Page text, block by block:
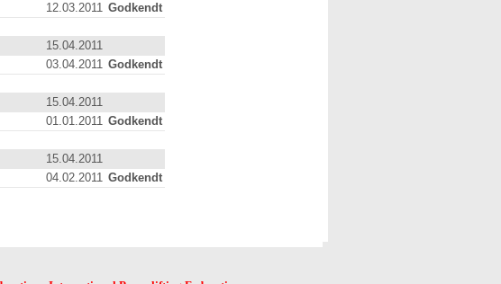
12.03.2011 Godkendt
15.04.2011
03.04.2011 Godkendt
15.04.2011
01.01.2011 Godkendt
15.04.2011
04.02.2011 Godkendt